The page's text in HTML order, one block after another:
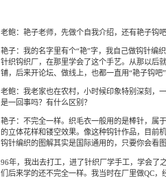
老鲍：艳子老师，先做个自我介绍，还有艳子钩吧
艳子：我的名字里有个“艳”字，我自己做钩针编
针织钩织厂，在那里学会了这个手艺。从那以后
铺，后来开论坛、做线上，也都一直用“艳子钩吧
老鲍：我老家也在农村，小时候印象特别深刻，
是一回事吗？有什么区别？
艳子：不完全一样。织毛衣一般用的是棒针，属
的立体花样和镂空效果。像这种钩针作品，目前
钩针编织的图解其实是国际通用的，只要你会看
96年，我出去打工，进了针织厂学手工，学会了
们后来学的还不完全一样。我当时在厂里做QC